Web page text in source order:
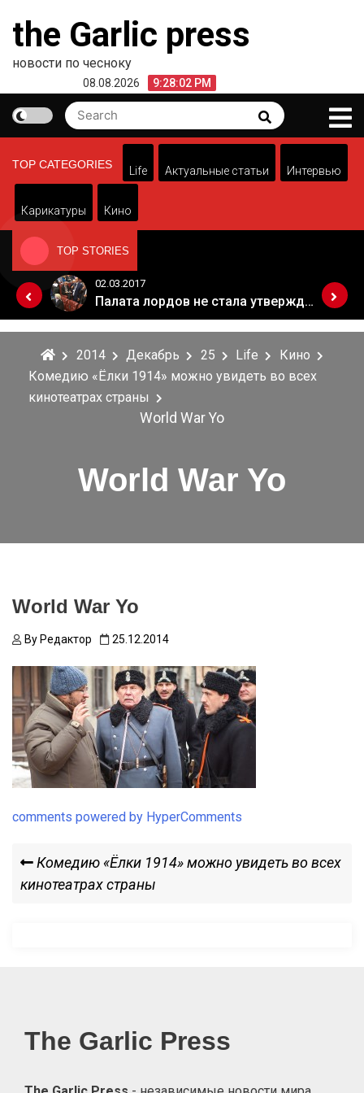
content
the Garlic press
новости по чесноку
08.08.2026 9:28:02 PM
Search
for:
Search
TOP CATEGORIES
Life Актуальные статьи Интервью
Карикатуры Кино
TOP STORIES
Когда Россия разрешит полеты в Грузию. Позиция Кремля
02.03.2017
Палата лордов не стала утверждать законопроект о "брексите"
2014 Декабрь 25 Life
Кино
Комедию «Ёлки 1914» можно увидеть во всех
кинотеатрах страны
World War Yo
World War Yo
World War Yo
By Редактор 25.12.2014
comments powered by HyperComments
Навигация
Previous
Post
Комедию «Ёлки 1914» можно увидеть во всех
кинотеатрах страны
The Garlic Press